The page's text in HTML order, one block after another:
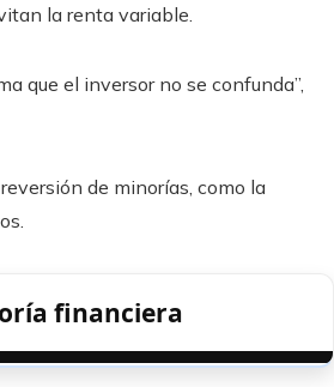
la renta variable.
que el inversor no se confunda”,
de minorías, como la
financiera